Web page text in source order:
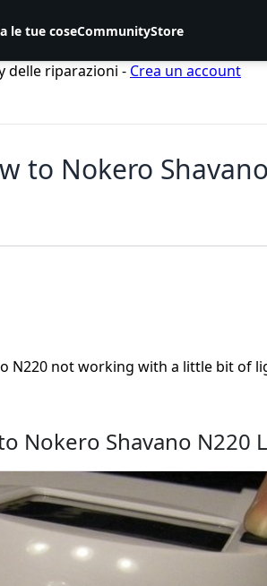
le tue coseCommunityStore
delle riparazioni - Crea un account
to Nokero
N220 not working with a little bit of
Nokero Shavano N220